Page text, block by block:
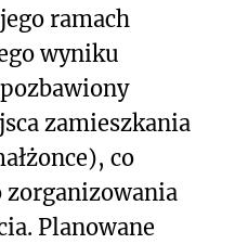
ramach
wyniku
zamieszkania
co
zorganizowania
Planowane